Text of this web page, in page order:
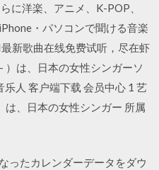
に洋楽、アニメ、K-POP、
・パソコンで聞ける音楽
新歌曲在线免费试听，尽在虾
は、日本の女性シンガーソ
人 客户端下载 会员中心 1 艺
は、日本の女性シンガー 所属
ったカレンダーデータをダウ